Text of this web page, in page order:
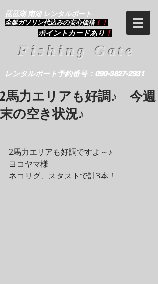
琵琶湖 南湖 レンタルボート
​全艇ガソリン代込みの安心価格 ！！
ポイントカードあり ！
Fishing Gate
レンタルボート予約番号： 090-3827-2931
2馬力エリアも好調♪ 今週
末の空き状況♪
2馬力エリアも好調ですよ～♪
ヨコヤマ様
ネコリグ、スタストで計3本！